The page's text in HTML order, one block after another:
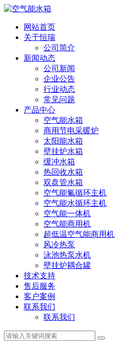
网站首页
关于恒瑞
公司简介
新闻动态
公司新闻
企业公告
行业动态
常见问题
产品中心
空气能水箱
商用节电采暖炉
太阳能水箱
壁挂炉水箱
缓冲水箱
热回收水箱
双盘管水箱
空气能氟循环主机
空气能水循环主机
空气能一体机
空气能商用机
超低温空气能商用机
风冷热泵
泳池热泵水机
壁挂炉耦合罐
技术支持
售后服务
客户案例
联系我们
联系我们